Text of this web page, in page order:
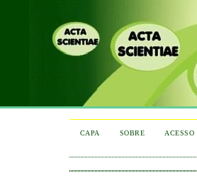
CAPA SOBRE ACESSO